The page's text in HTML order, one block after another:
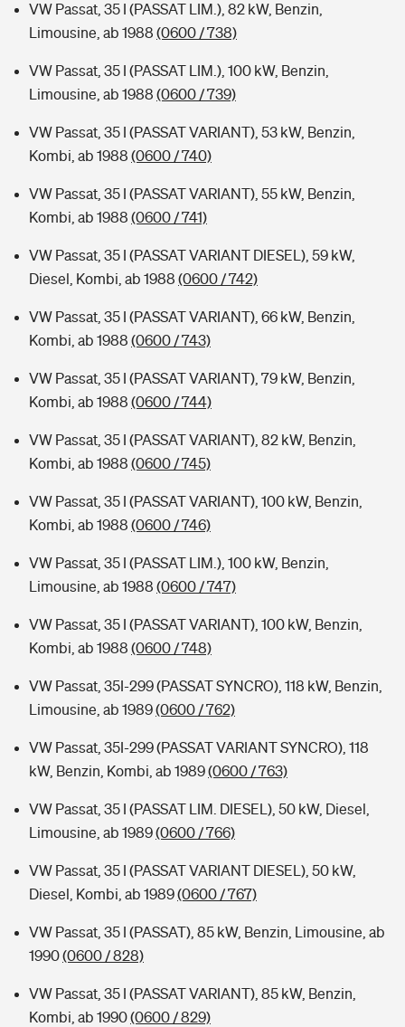
VW Passat, 35 I (PASSAT LIM.), 82 kW, Benzin,
Limousine, ab 1988 (0600 / 738)
VW Passat, 35 I (PASSAT LIM.), 100 kW, Benzin,
Limousine, ab 1988 (0600 / 739)
VW Passat, 35 I (PASSAT VARIANT), 53 kW, Benzin,
Kombi, ab 1988 (0600 / 740)
VW Passat, 35 I (PASSAT VARIANT), 55 kW, Benzin,
Kombi, ab 1988 (0600 / 741)
VW Passat, 35 I (PASSAT VARIANT DIESEL), 59 kW,
Diesel, Kombi, ab 1988 (0600 / 742)
VW Passat, 35 I (PASSAT VARIANT), 66 kW, Benzin,
Kombi, ab 1988 (0600 / 743)
VW Passat, 35 I (PASSAT VARIANT), 79 kW, Benzin,
Kombi, ab 1988 (0600 / 744)
VW Passat, 35 I (PASSAT VARIANT), 82 kW, Benzin,
Kombi, ab 1988 (0600 / 745)
VW Passat, 35 I (PASSAT VARIANT), 100 kW, Benzin,
Kombi, ab 1988 (0600 / 746)
VW Passat, 35 I (PASSAT LIM.), 100 kW, Benzin,
Limousine, ab 1988 (0600 / 747)
VW Passat, 35 I (PASSAT VARIANT), 100 kW, Benzin,
Kombi, ab 1988 (0600 / 748)
VW Passat, 35I-299 (PASSAT SYNCRO), 118 kW, Benzin,
Limousine, ab 1989(0600 / 762)
VW Passat, 35I-299 (PASSAT VARIANT SYNCRO), 118
kW, Benzin, Kombi, ab 1989(0600 / 763)
VW Passat, 35 I (PASSAT LIM. DIESEL), 50 kW, Diesel,
Limousine, ab 1989(0600 / 766)
VW Passat, 35 I (PASSAT VARIANT DIESEL), 50 kW,
Diesel, Kombi, ab 1989(0600 / 767)
VW Passat, 35 I (PASSAT), 85 kW, Benzin, Limousine, ab
1990(0600 / 828)
VW Passat, 35 I (PASSAT VARIANT), 85 kW, Benzin,
Kombi, ab 1990(0600 / 829)